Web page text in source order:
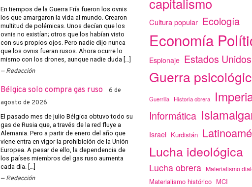
En tiempos de la Guerra Fría fueron los ovnis
los que amargaron la vida al mundo. Crearon
multitud de polémicas. Unos decían que los
ovnis no existían; otros que los habían visto
con sus propios ojos. Pero nadie dijo nunca
que los ovnis fueran rusos. Ahora ocurre lo
mismo con los drones, aunque nadie duda […]
Redacción
Bélgica solo compra gas ruso
6 de
agosto de 2026
El pasado mes de julio Bélgica obtuvo todo su
gas de Rusia que, a través de la red fluye a
Alemania. Pero a partir de enero del año que
viene entra en vigor la prohibición de la Unión
Europea. A pesar de ello, la dependencia de
los países miembros del gas ruso aumenta
cada dia. […]
Redacción
Cultura popular Ecología
Economía
Espionaje Estados Unidos
Guerra
Guerrilla Historia obrera
Informática
Israel Kurdistán
Lucha ideológica
Lucha obrera Materialismo
Materialismo histórico MCI